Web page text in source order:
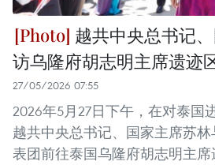
越共中央总书记
访乌隆府胡志明主席遗迹
27/05/2026 07:55
2026年5月27日下午，在对泰国
越共中央总书记、国家主席苏
表团前往泰国乌隆府胡志明主